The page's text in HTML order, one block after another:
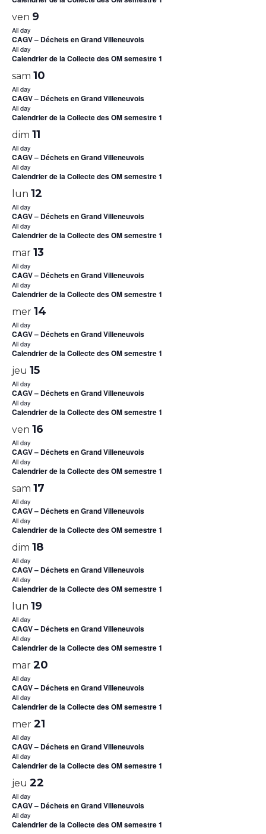
ven 9
All day
CAGV – Déchets en Grand Villeneuvois
All day
Calendrier de la Collecte des OM semestre 1
sam 10
All day
CAGV – Déchets en Grand Villeneuvois
All day
Calendrier de la Collecte des OM semestre 1
dim 11
All day
CAGV – Déchets en Grand Villeneuvois
All day
Calendrier de la Collecte des OM semestre 1
lun 12
All day
CAGV – Déchets en Grand Villeneuvois
All day
Calendrier de la Collecte des OM semestre 1
mar 13
All day
CAGV – Déchets en Grand Villeneuvois
All day
Calendrier de la Collecte des OM semestre 1
mer 14
All day
CAGV – Déchets en Grand Villeneuvois
All day
Calendrier de la Collecte des OM semestre 1
jeu 15
All day
CAGV – Déchets en Grand Villeneuvois
All day
Calendrier de la Collecte des OM semestre 1
ven 16
All day
CAGV – Déchets en Grand Villeneuvois
All day
Calendrier de la Collecte des OM semestre 1
sam 17
All day
CAGV – Déchets en Grand Villeneuvois
All day
Calendrier de la Collecte des OM semestre 1
dim 18
All day
CAGV – Déchets en Grand Villeneuvois
All day
Calendrier de la Collecte des OM semestre 1
lun 19
All day
CAGV – Déchets en Grand Villeneuvois
All day
Calendrier de la Collecte des OM semestre 1
mar 20
All day
CAGV – Déchets en Grand Villeneuvois
All day
Calendrier de la Collecte des OM semestre 1
mer 21
All day
CAGV – Déchets en Grand Villeneuvois
All day
Calendrier de la Collecte des OM semestre 1
jeu 22
All day
CAGV – Déchets en Grand Villeneuvois
All day
Calendrier de la Collecte des OM semestre 1